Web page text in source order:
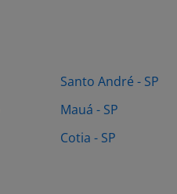
Santo André - SP
Mauá - SP
Cotia - SP